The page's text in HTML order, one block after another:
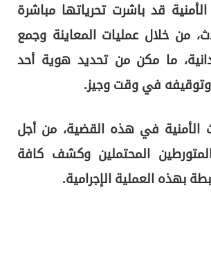
قد باشرت تحرياتها مباشرة
من خلال عمليات المعاينة وجمع
ما مكن من تحديد هوية أحد
في وقت وجيز.
الأمنية في هذه القضية، من أجل
المحتملين وكشف كافة
بهذه العملية الإجرامية.